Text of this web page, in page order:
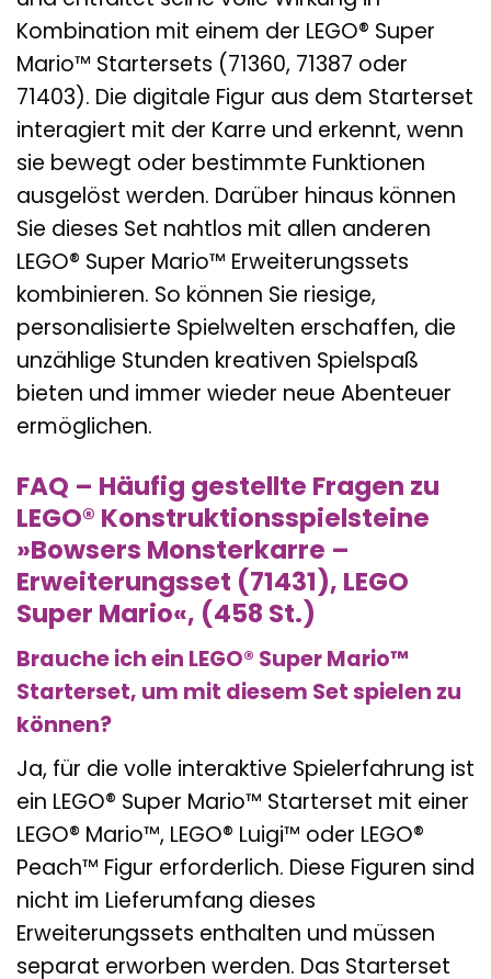
Kombination mit einem der LEGO® Super
Mario™ Startersets (71360, 71387 oder
71403). Die digitale Figur aus dem Starterset
interagiert mit der Karre und erkennt, wenn
sie bewegt oder bestimmte Funktionen
ausgelöst werden. Darüber hinaus können
Sie dieses Set nahtlos mit allen anderen
LEGO® Super Mario™ Erweiterungssets
kombinieren. So können Sie riesige,
personalisierte Spielwelten erschaffen, die
unzählige Stunden kreativen Spielspaß
bieten und immer wieder neue Abenteuer
ermöglichen.
FAQ – Häufig gestellte Fragen zu
LEGO® Konstruktionsspielsteine
»Bowsers Monsterkarre –
Erweiterungsset (71431), LEGO
Super Mario«, (458 St.)
Brauche ich ein LEGO® Super Mario™
Starterset, um mit diesem Set spielen zu
können?
Ja, für die volle interaktive Spielerfahrung ist
ein LEGO® Super Mario™ Starterset mit einer
LEGO® Mario™, LEGO® Luigi™ oder LEGO®
Peach™ Figur erforderlich. Diese Figuren sind
nicht im Lieferumfang dieses
Erweiterungssets enthalten und müssen
separat erworben werden. Das Starterset